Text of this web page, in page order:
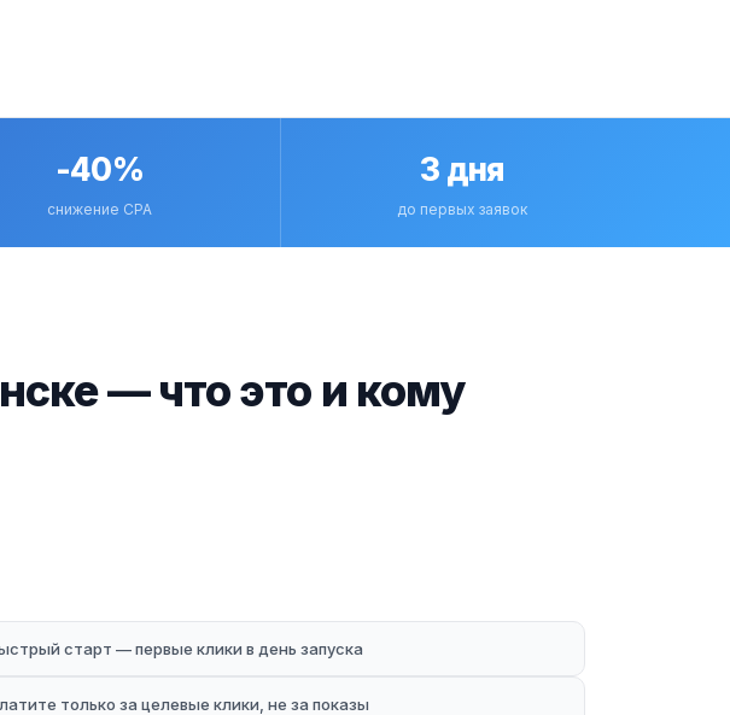
-40%
снижение CPA
3 дня
до первых заявок
— что это и кому
старт — первые клики в день запуска
только за целевые клики, не за показы